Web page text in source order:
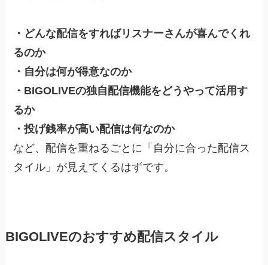
・どんな配信をすればリスナーさんが喜んでくれ
るのか
・自分は何が得意なのか
・BIGOLIVEの独自配信機能をどうやって活用す
るか
・投げ銭率が高い配信は何なのか
など、配信を重ねるごとに「自分に合った配信ス
タイル」が見えてくるはずです。
BIGOLIVEのおすすめ配信スタイル